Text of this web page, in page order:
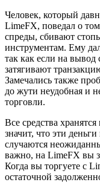
Человек, который
LimeFX, поведал о
спреды, сбивают
инструментам. Ему
так как если на вывод
затягивают
Замечались также
до жути неудобная и
торговли.
Все средства
значит, что эти
случаются
важно, на LimeFX вы
Когда вы торгуете с
остаточной